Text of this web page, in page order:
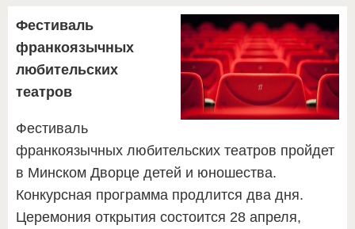
Фестиваль
франкоязычных
любительских
театров
Фестиваль
франкоязычных любительских театров пройдет
в Минском Дворце детей и юношества.
Конкурсная программа продлится два дня.
Церемония открытия состоится 28 апреля,